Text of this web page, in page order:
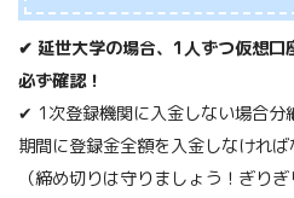
✔ 延世大学の場合、1人ずつ仮想口
必ず確認！
✔ 1次登録機関に入金しない場合
期間に登録金全額を入金しなければ
（締め切りは守りましょう！ぎり